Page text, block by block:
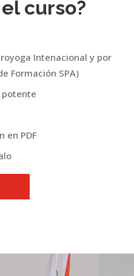
curso?
Intenacional y por
Formación SPA)
potente
en PDF